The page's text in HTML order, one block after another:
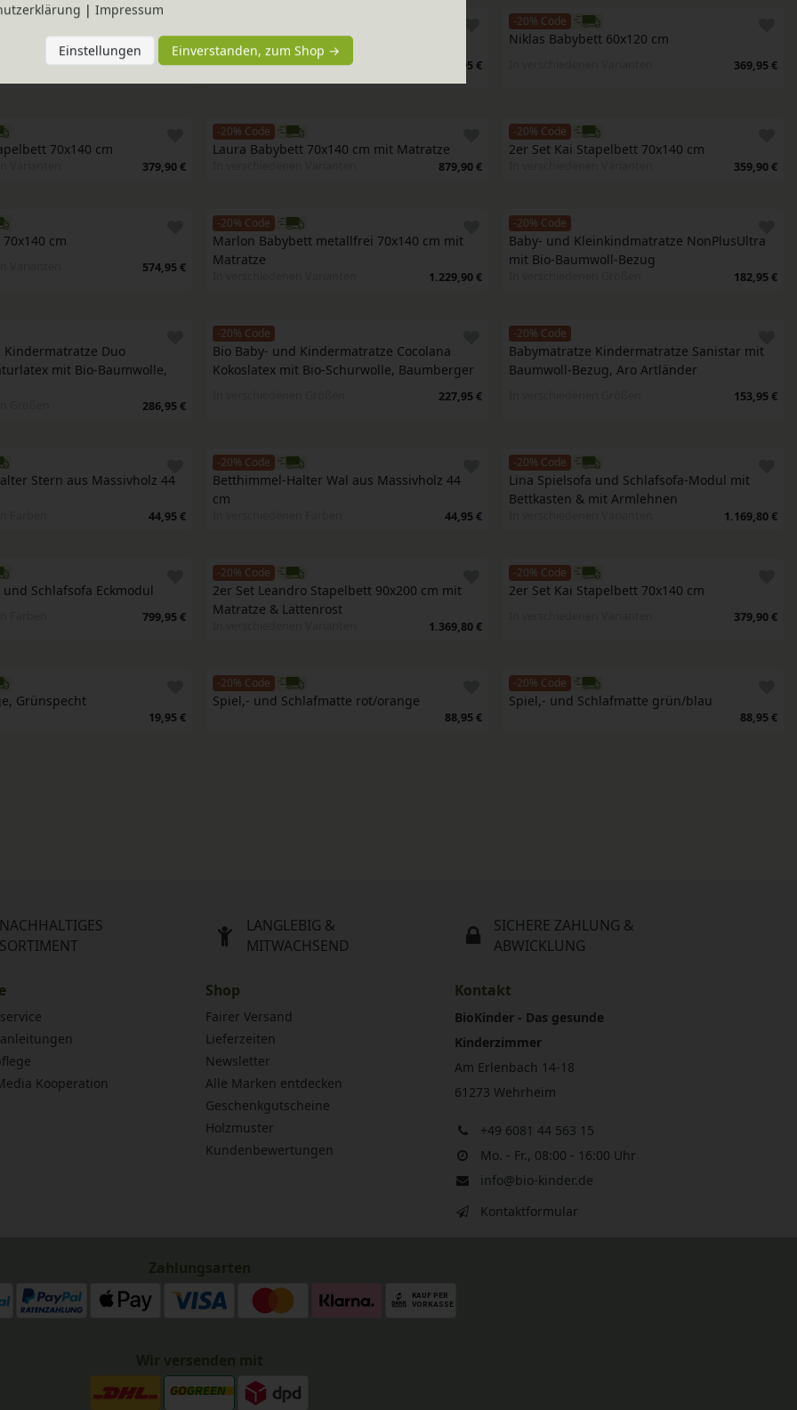
mit Roll-Lattenrost und 2
Niklas Babybett 60x120 cm
In verschiedenen Varianten 319,95 €
-20% Code
Niklas Babybett 60x120 cm
369,95 €
70x140 cm
379,90 €
-20% Code
Laura Babybett 70x140 cm mit Matratze
879,90 €
-20% Code
2er Set Kai Stapelbett 70x140 cm
359,90 €
cm
574,95 €
-20% Code
Marlon Babybett metallfrei 70x140 cm mit
Matratze
1.229,90 €
-20% Code
Baby- und Kleinkindmatratze NonPlusUltra
mit Bio-Baumwoll-Bezug
182,95 €
Kindermatratze Duo
mit Bio-Baumwolle,
286,95 €
-20% Code
Bio Baby- und Kindermatratze Cocolana
Kokoslatex mit Bio-Schurwolle, Baumberger
227,95 €
-20% Code
Babymatratze Kindermatratze Sanistar mit
Baumwoll-Bezug, Aro Artländer
153,95 €
Stern aus Massivholz 44
44,95 €
-20% Code
Betthimmel-Halter Wal aus Massivholz 44
cm
44,95 €
-20% Code
Lina Spielsofa und Schlafsofa-Modul mit
Bettkasten & mit Armlehnen
1.169,80 €
Schlafsofa Eckmodul
799,95 €
-20% Code
2er Set Leandro Stapelbett 90x200 cm mit
Matratze & Lattenrost
1.369,80 €
-20% Code
2er Set Kai Stapelbett 70x140 cm
379,90 €
Grünspecht
19,95 €
-20% Code
Spiel,- und Schlafmatte rot/orange
88,95 €
-20% Code
Spiel,- und Schlafmatte grün/blau
88,95 €
NACHHALTIGES
SORTIMENT
LANGLEBIG &
MITWACHSEND
SICHERE ZAHLUNG &
ABWICKLUNG
Kooperation
Shop
Fairer Versand
Lieferzeiten
Newsletter
Alle Marken entdecken
Geschenkgutscheine
Holzmuster
Kundenbewertungen
Kontakt
BioKinder - Das gesunde
Kinderzimmer
Am Erlenbach 14-18
61273 Wehrheim
+49 6081 44 563 15
Mo. - Fr., 08:00 - 16:00 Uhr
info@bio-kinder.de
Kontaktformular
Zahlungsarten
Wir versenden mit
| Impressum
Einstellungen Einverstanden, zum Shop →